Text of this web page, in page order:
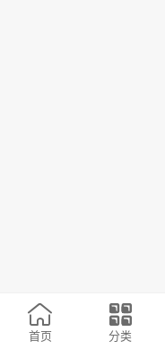
首页 分类